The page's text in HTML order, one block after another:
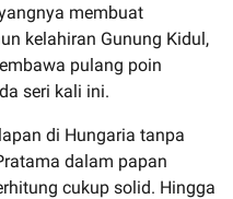
membuat
kelahiran Gunung Kidul,
pulang poin
seri kali ini.
di Hungaria tanpa
dalam papan
cukup solid. Hingga